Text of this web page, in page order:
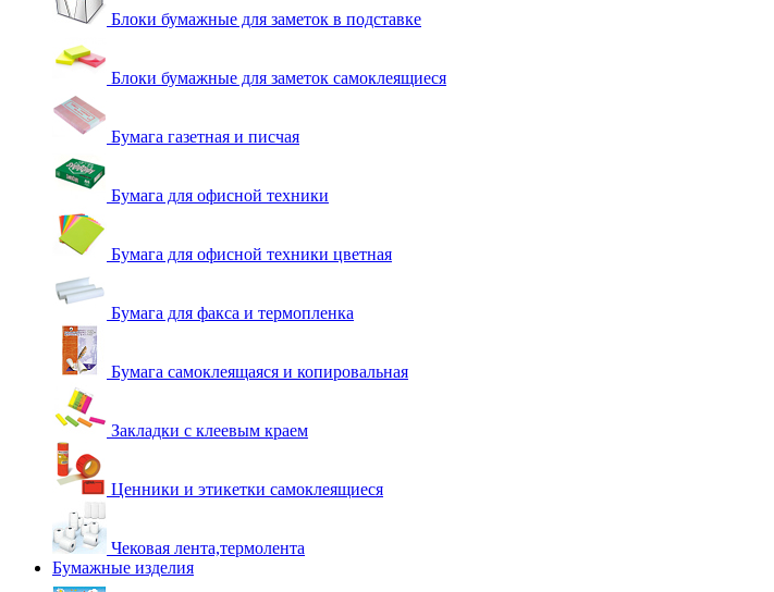
Блоки бумажные для заметок в подставке
Блоки бумажные для заметок самоклеящиеся
Бумага газетная и писчая
Бумага для офисной техники
Бумага для офисной техники цветная
Бумага для факса и термопленка
Бумага самоклеящаяся и копировальная
Закладки с клеевым краем
Ценники и этикетки самоклеящиеся
Чековая лента,термолента
Бумажные изделия